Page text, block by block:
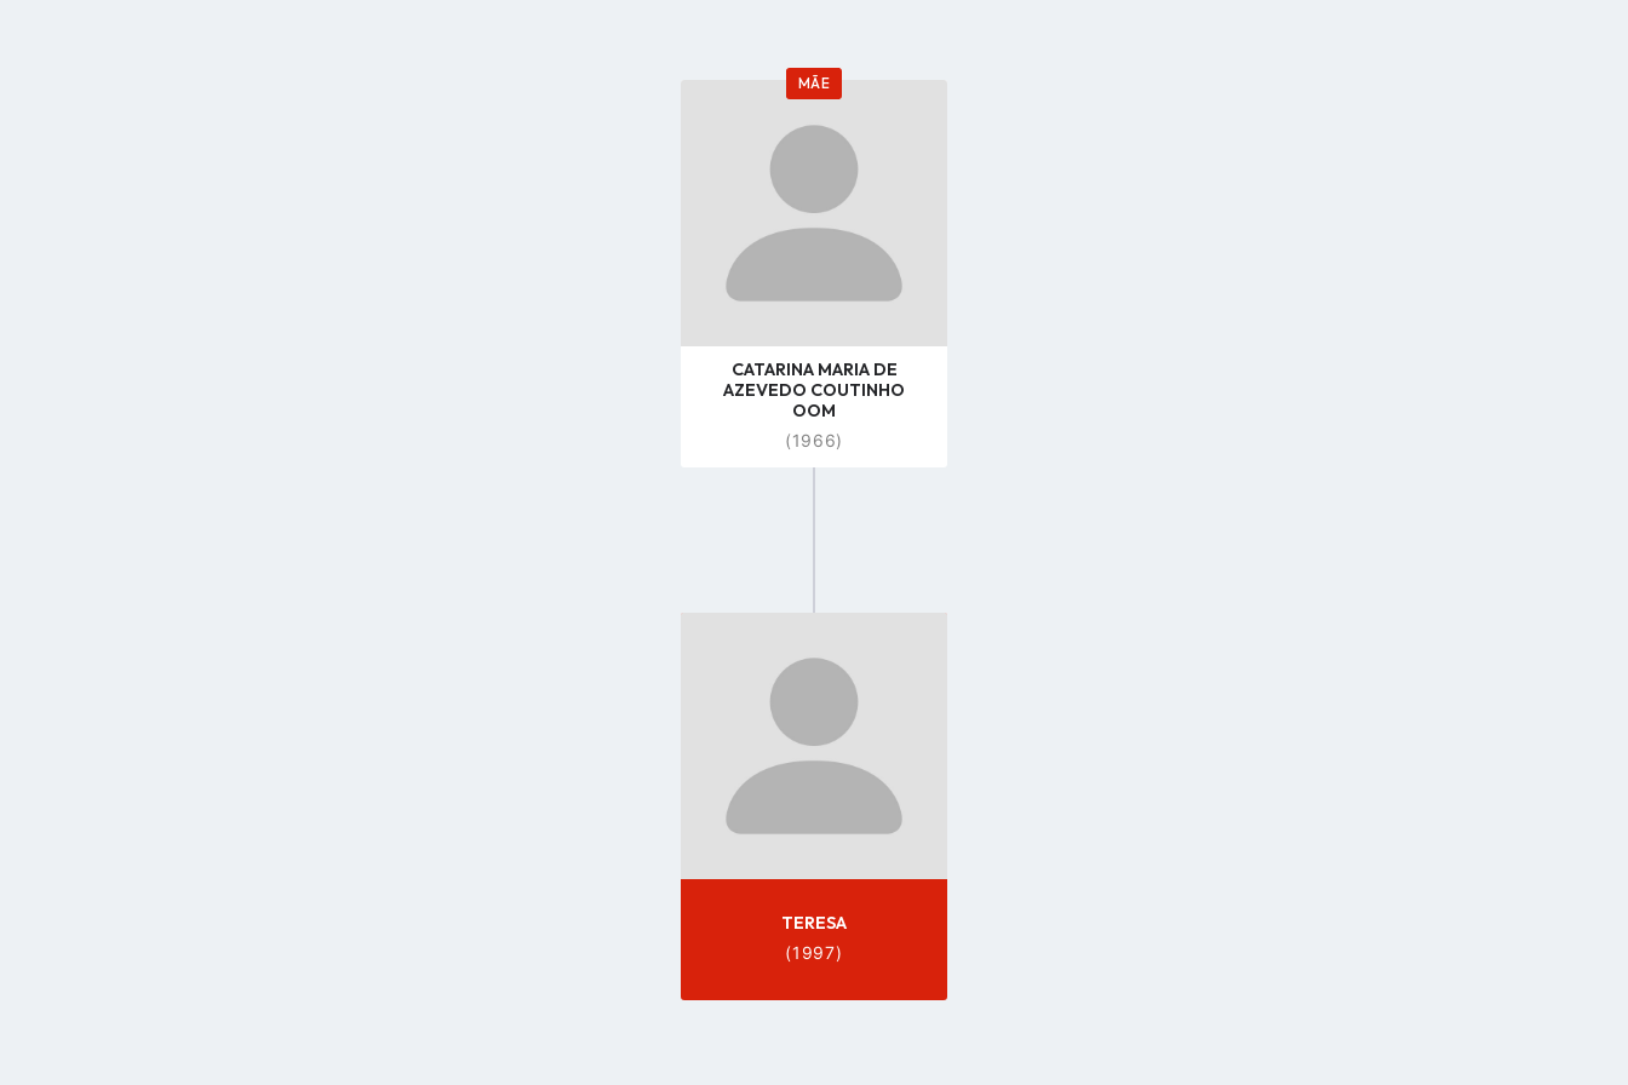
MÃE
Go
profile
page
CATARINA MARIA DE
AZEVEDO COUTINHO
OOM
(1966)
profile
page
TERESA
(1997)